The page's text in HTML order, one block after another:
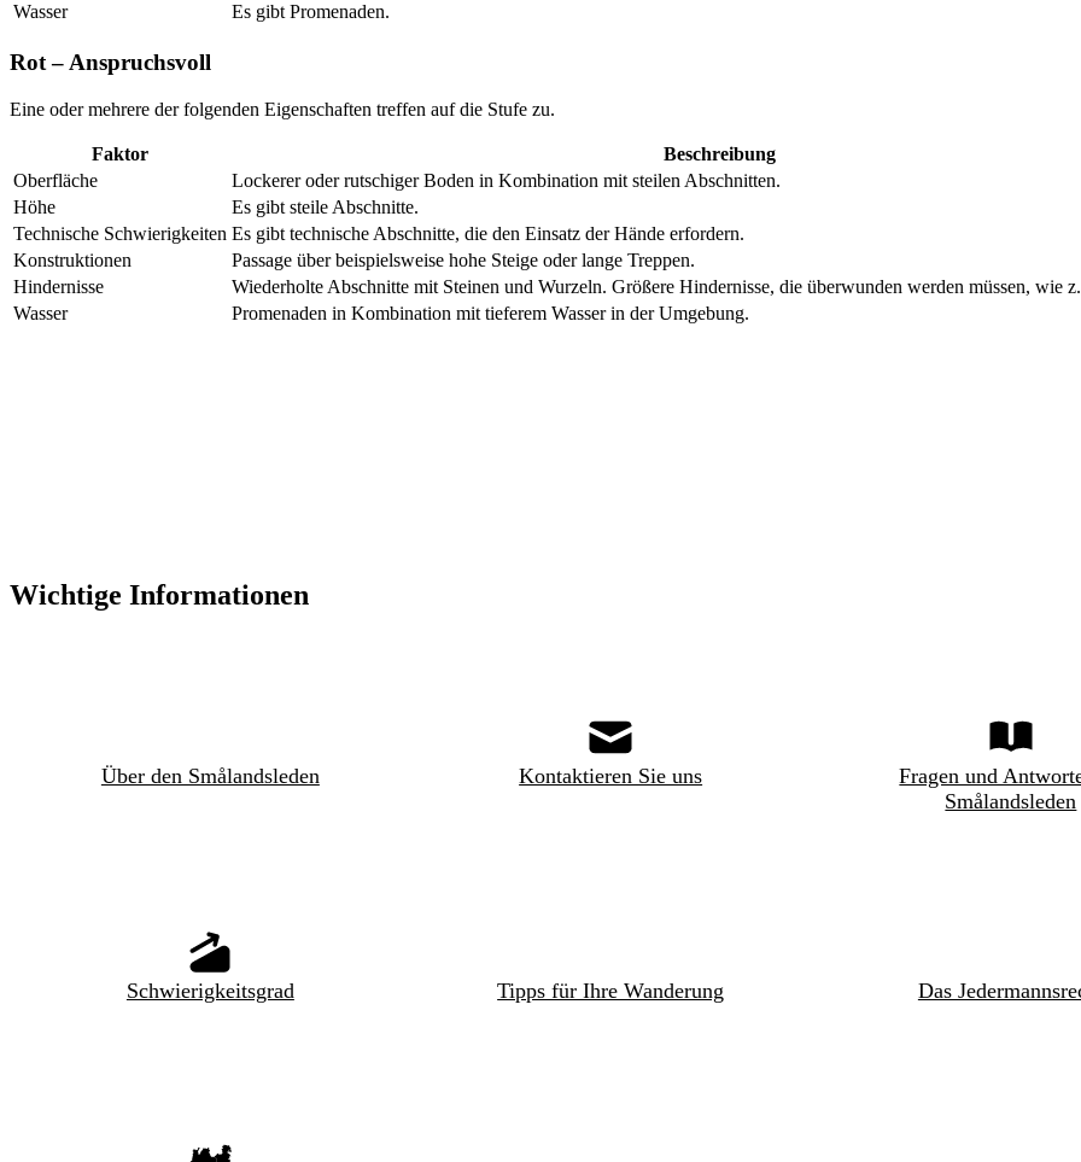
Wasser
Es gibt Promenaden.
Rot – Anspruchsvoll
Eine oder mehrere der folgenden Eigenschaften treffen auf die Stufe zu.
Faktor
Beschreibung
Oberfläche
Lockerer oder rutschiger Boden in Kombination mit steilen Abschnitten.
Höhe
Es gibt steile Abschnitte.
Technische Schwierigkeiten Es gibt technische Abschnitte, die den Einsatz der Hände erfordern.
Konstruktionen
Passage über beispielsweise hohe Steige oder lange Treppen.
Hindernisse
Wiederholte Abschnitte mit Steinen und Wurzeln. Größere Hindernisse, die überwunden werden müssen, wie
Wasser
Promenaden in Kombination mit tieferem Wasser in der Umgebung.
Wichtige Informationen
Über den Smålandsleden Kontaktieren Sie uns
Fragen und
Smålandsleden
Schwierigkeitsgrad Tipps für Ihre Wanderung Das